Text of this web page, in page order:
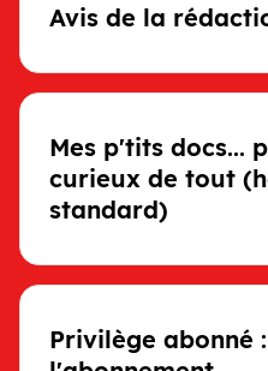
Avis de la
Mes p'tits docs...
curieux de tout
standard)
Privilège abonné